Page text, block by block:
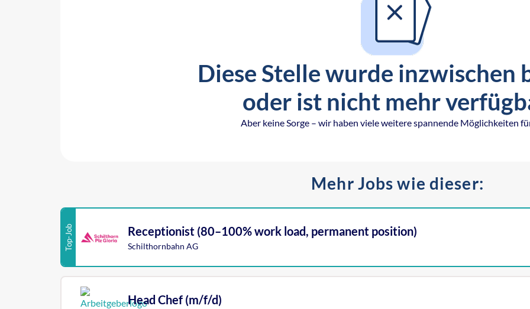
Diese Stelle wurde inzwischen
oder ist nicht mehr
Aber keine Sorge – wir haben viele weitere spannende Möglichkeiten
Mehr Jobs wie dieser:
Top-Job Receptionist (80–100% work load, permanent position)
Schilthornbahn AG
Head Chef (m/f/d)